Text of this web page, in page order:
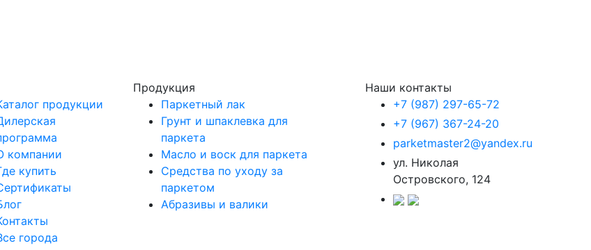
продукции
компании
купить
города
Продукция
Паркетный лак
Грунт и шпаклевка для
паркета
Масло и воск для паркета
Средства по уходу за
паркетом
Абразивы и валики
Наши контакты
+7 (987) 297-65-72
+7 (967) 367-24-20
parketmaster2@yandex.ru
ул. Николая
Островского, 124